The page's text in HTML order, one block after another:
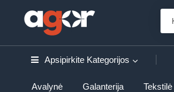
Apsipirkite Kategorijos
Avalynė Galanterija Tekstilė